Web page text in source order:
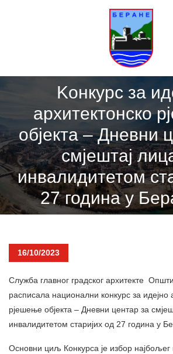
Kонкурс за
архитектонско
објекта – Дневни
смјештај
инвалидитетом
27 година у
16/10/2023
Служба главног градског архитекте
расписала национални конкурс за идејно
рјешење објекта – Дневни центар за
инвалидитетом старијих од 27 година у
Основни циљ Конкурса је избор најбољег